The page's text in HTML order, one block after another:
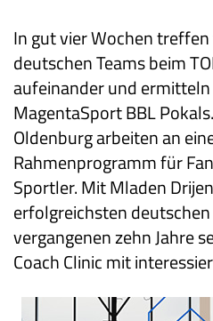
In gut vier Wochen
deutschen Teams beim
aufeinander und
MagentaSport BBL
Oldenburg arbeiten an
Rahmenprogramm für
Sportler. Mit Mladen
erfolgreichsten
vergangenen zehn Jahre
Coach Clinic mit